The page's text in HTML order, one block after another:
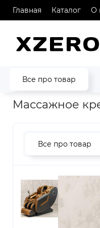
Главная Каталог О
Все про товар
Главная Массажные
Массажное
Все про товар